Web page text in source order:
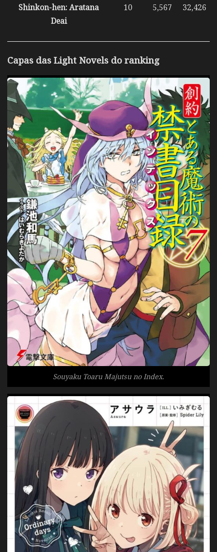
Shinkon-hen: Aratana
Deai
10 5,567 32,426
Capas das Light Novels do ranking
Souyaku Toaru Majutsu no Index.